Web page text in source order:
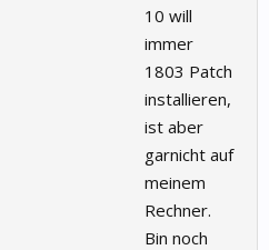
10 will
immer
1803 Patch
installieren,
ist aber
garnicht auf
meinem
Rechner.
Bin noch